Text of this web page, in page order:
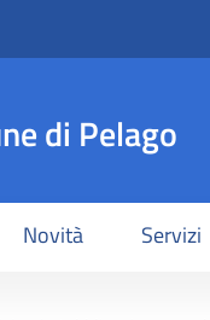
di Pelago
Novità Servizi